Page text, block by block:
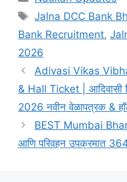
Tags
Jalna DCC Bank
Bank Recruitment,
2026
Adivasi Vikas
& Hall Ticket | आदिवासी
2026 नवीन वेळापत्रक &
BEST Mumbai
आणि परिवहन उपक्रमात 364